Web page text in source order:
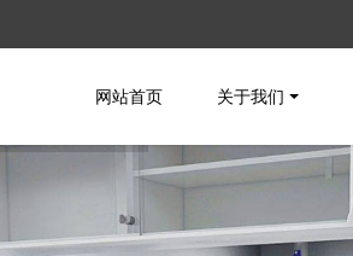
网站首页 关于我们